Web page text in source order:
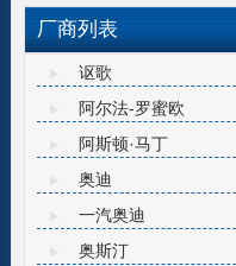
厂商列表
讴歌
阿尔法-罗蜜欧
阿斯顿·马丁
奥迪
一汽奥迪
奥斯汀